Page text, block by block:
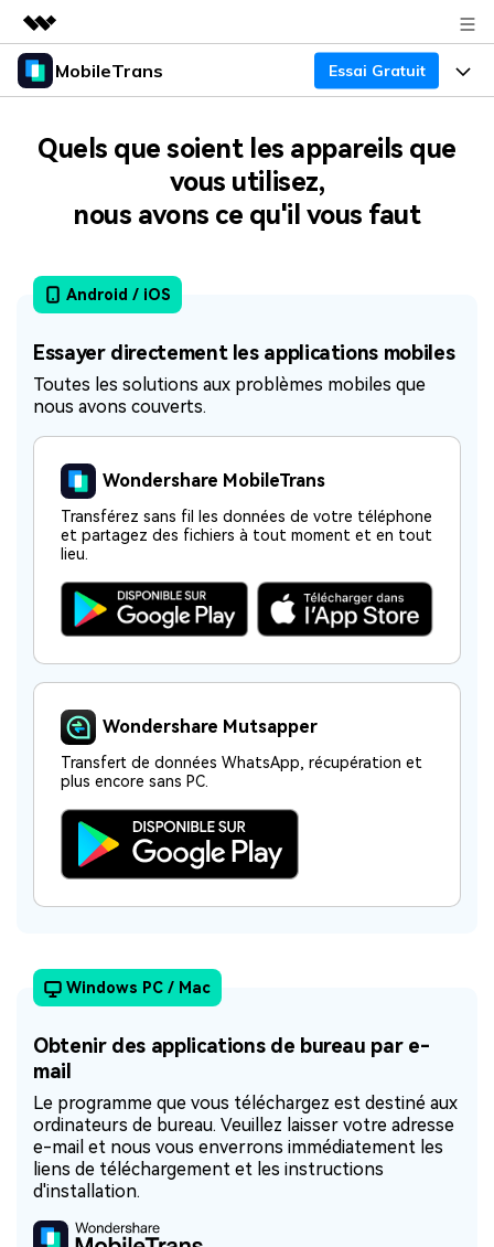
Produits phares
Utilité
Solutions
Boutique
Support
MobileTrans Essai Gratuit
Mobile
Solutions
Transfert de Données Téléphone
Sauvegarde & Restauration
Gestionnaire WhatsApp
Transfert d'autres Applications
EXPLOREZ PLUS DE SUJETS
Prix
Tarifs pour Windows
Tarifs pour Mac
Tarifs pour App
Plan Business
Plan Éducation
Centre d'aide
Concours & Événements
Tutoriel
Assistance
Quels que soient les appareils que
vous utilisez,
nous avons ce qu'il vous faut
Android / iOS
Essayer directement les applications mobiles
Toutes les solutions aux problèmes mobiles que
nous avons couverts.
Wondershare MobileTrans
Transférez sans fil les données de votre téléphone
et partagez des fichiers à tout moment et en tout
lieu.
Wondershare Mutsapper
Transfert de données WhatsApp, récupération et
plus encore sans PC.
Windows PC / Mac
Obtenir des applications de bureau par e-
mail
Le programme que vous téléchargez est destiné aux
ordinateurs de bureau. Veuillez laisser votre adresse
e-mail et nous vous enverrons immédiatement les
liens de téléchargement et les instructions
d'installation.